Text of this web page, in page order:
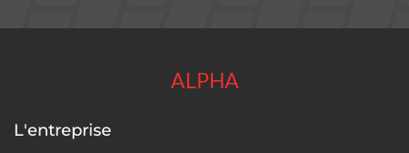
ALPHA
L'entreprise